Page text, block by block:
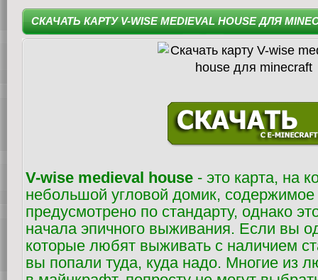
СКАЧАТЬ КАРТУ V-WISE MEDIEVAL HOUSE ДЛЯ
V-wise medieval house - это карта, на
небольшой угловой домик, содержимое
предусмотрено по стандарту, однако
начала эпичного выживания. Если вы
которые любят выживать с наличием
вы попали туда, куда надо. Многие из